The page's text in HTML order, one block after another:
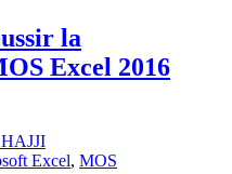
la
Excel 2016
Excel, MOS